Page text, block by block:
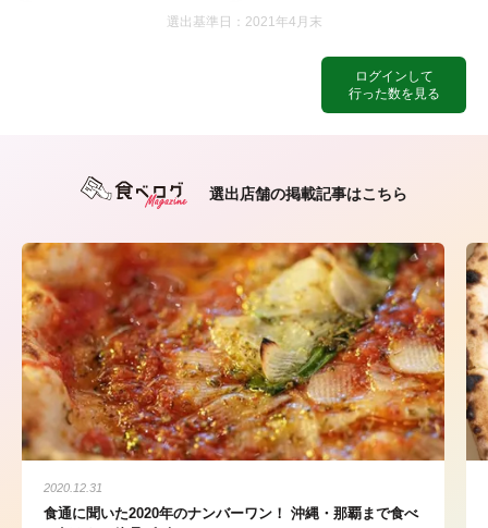
ログインして
行った数を見る
選出基準日：2021年4月末
選出店舗の掲載記事はこちら
2020.12.31
食通に聞いた2020年のナンバーワン！ 沖縄・那覇まで食べ